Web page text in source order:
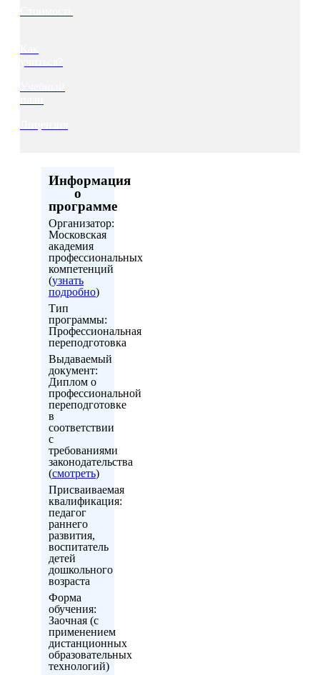
Информация
о
программе
Организатор:
Московская
академия
профессиональных
компетенций
(узнать
подробно)
Тип
программы:
Профессиональная
переподготовка
Выдаваемый
документ:
Диплом о
профессиональной
переподготовке
в
соответствии
с
требованиями
законодательства
(смотреть)
Присваиваемая
квалификация:
педагог
раннего
развития,
воспитатель
детей
дошкольного
возраста
Форма
обучения:
Заочная (с
применением
дистанционных
образовательных
технологий)